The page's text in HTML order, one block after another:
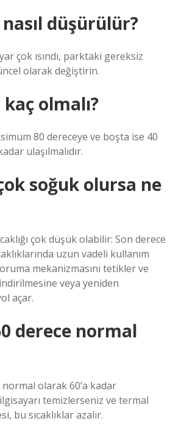
nasıl düşürülür?
çok ısındı, parktaki gereksiz
olarak değiştirin.
kaç olmalı?
80 dereceye ve boşta ise 40
ulaşılmalıdır.
soğuk olursa ne
çok düşük olabilir: Son derece
uzun vadeli kullanım
mekanizmasını tetikler ve
veya yeniden
açar.
derece normal
olarak 60’a kadar
temizlerseniz ve termal
bu sıcaklıklar azalır.